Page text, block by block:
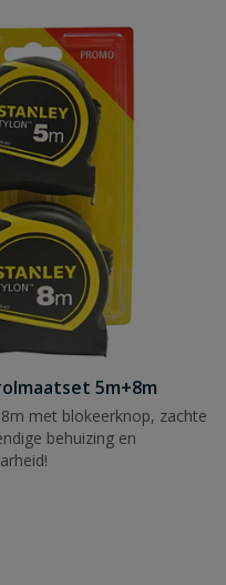
5m+8m
met blokeerknop, zachte
behuizing en